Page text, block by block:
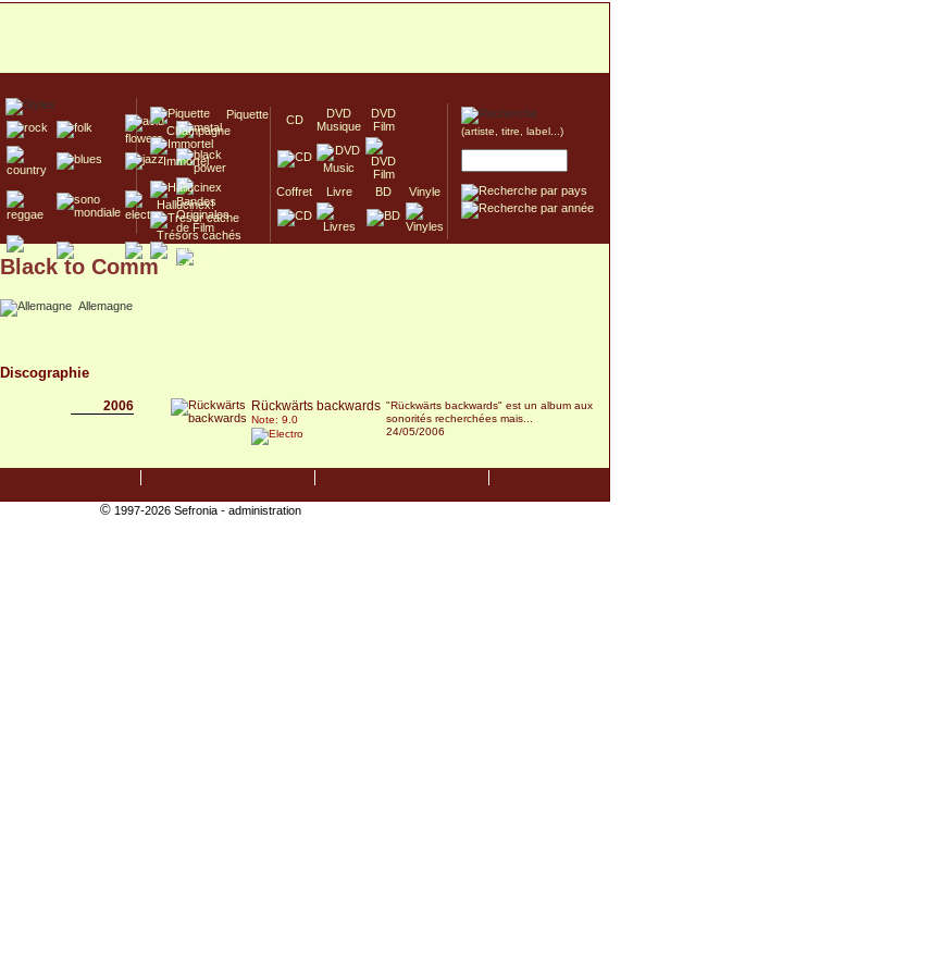
Piquette
Champagne
Immortel
Hallucinex!
Trésors cachés
Culte/Collector
CD
DVD
Musique
DVD
Film
Coffret Livre BD Vinyle
(artiste, titre, label...)
Black to Comm
Allemagne
Discographie
2006 Rückwärts backwards
Note: 9.0
"Rückwärts backwards" est un album aux
sonorités recherchées mais...
24/05/2006
©1997-2026 Sefronia - administration